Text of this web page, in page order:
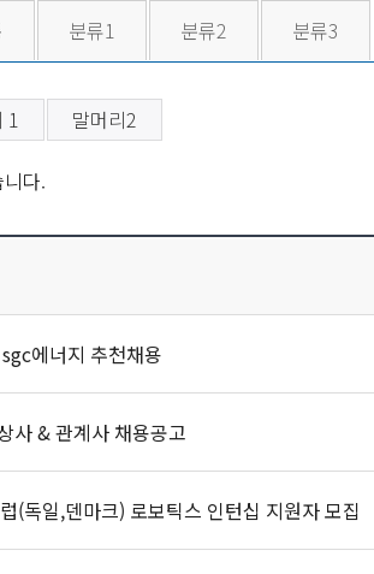
분류1 분류2 분류3
1 말머리2
다.
sgc에너지 추천채용
사 & 관계사 채용공고
(독일,덴마크) 로보틱스 인턴십 지원자 모집